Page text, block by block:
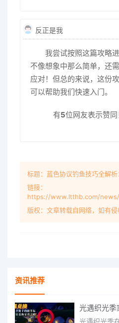
反正是我
我尝试按照这篇攻略
不像想象中那么简单，还
应对！但总的来说，这份
可以帮助我们快速入门。
有5位网友表示赞同
标题：蓝色协议钓鱼技巧全解
链接：
https://www.ltthb.com/news/
版权：文章转载自网络，如有侵
资讯推荐
光遇织光季